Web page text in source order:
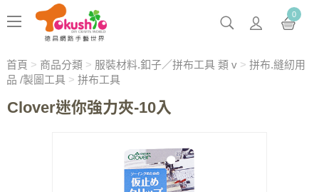
0
首頁 > 商品分類> 服裝材料.釦子／拼布工具 類 v> 拼布.縫紉用
品 /製圖工具> 拼布工具
Clover迷你強力夾-10入